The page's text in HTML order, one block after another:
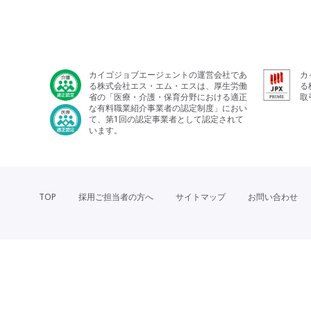
カイゴジョブエージェントの運営会社であ
る株式会社エス・エム・エスは、厚生労働
省の「医療・介護・保育分野における適正
な有料職業紹介事業者の認定制度」におい
て、第1回の認定事業者として認定されて
います。
カ
る
取
TOP 採用ご担当者の方へ サイトマップ お問い合わせ